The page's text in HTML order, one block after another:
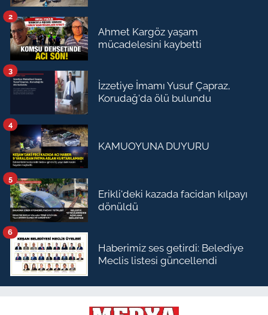
Ahmet Kargöz yaşam
mücadelesini kaybetti
2
İzzetiye İmamı Yusuf Çapraz,
Korudağ'da ölü bulundu
3
KAMUOYUNA DUYURU
4
Erikli'deki kazada facidan kılpayı
dönüldü
5
Haberimiz ses getirdi: Belediye
Meclis listesi güncellendi
6